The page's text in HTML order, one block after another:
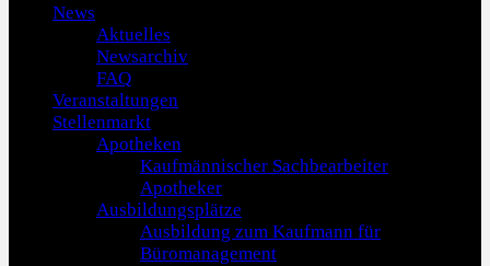
News
Aktuelles
Newsarchiv
FAQ
Veranstaltungen
Stellenmarkt
Apotheken
Kaufmännischer Sachbearbeiter
Apotheker
Ausbildungsplätze
Ausbildung zum Kaufmann für
Büromanagement